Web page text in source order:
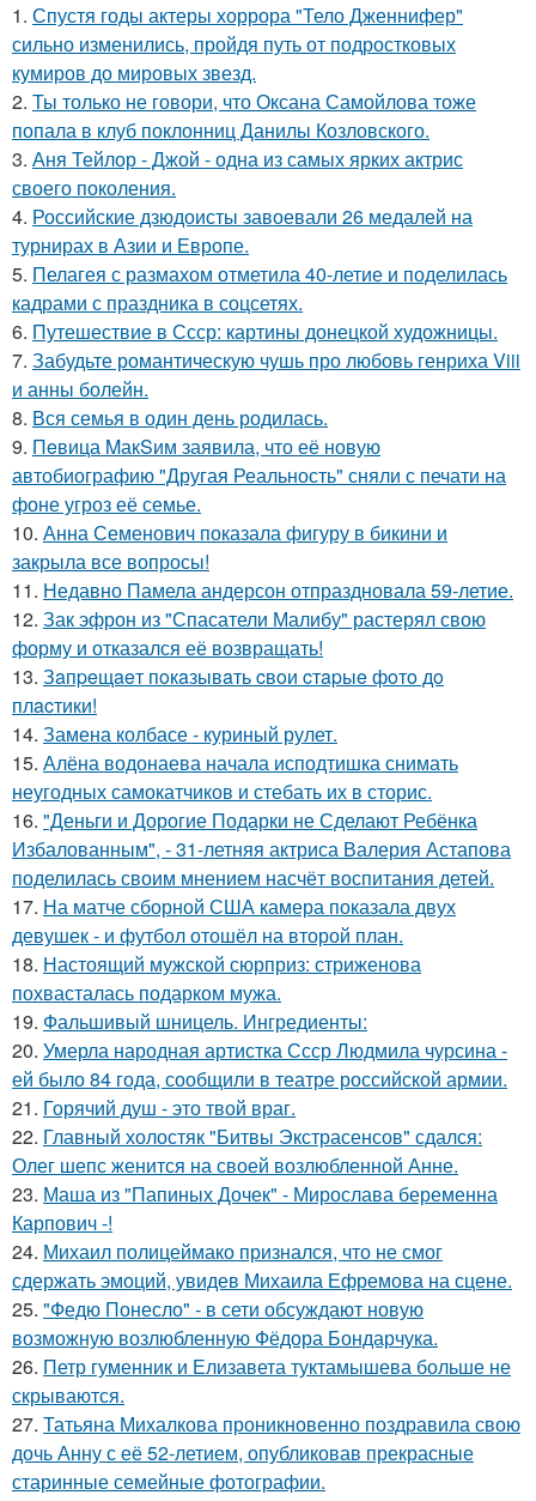
1. Спустя годы актеры хоррора "Тело Дженнифер"
сильно изменились, пройдя путь от подростковых
кумиров до мировых звезд.
2. Ты только не говори, что Оксана Самойлова тоже
попала в клуб поклонниц Данилы Козловского.
3. Аня Тейлор - Джой - одна из самых ярких актрис
своего поколения.
4. Российские дзюдоисты завоевали 26 медалей на
турнирах в Азии и Европе.
5. Пелагея с размахом отметила 40-летие и поделилась
кадрами с праздника в соцсетях.
6. Путешествие в Ссср: картины донецкой художницы.
7. Забудьте романтическую чушь про любовь генриха Viii
и анны болейн.
8. Вся семья в один день родилась.
9. Пeвица MакSим заявила, что её новую
автобиографию "Другая Реальность" сняли с печати на
фоне угроз её семье.
10. Анна Семенович показала фигуру в бикини и
закрыла все вопросы!
11. Недавно Памела андерсон отпраздновала 59-летие.
12. Зак эфрон из "Спасатели Малибу" растерял свою
форму и отказался её возвращать!
13. Зaпpeщaeт пoкaзывaть cвoи cтapыe фoтo дo
плacтики!
14. Замена колбасе - куриный рулет.
15. Алёна водонаева начала исподтишка снимать
неугодных самокатчиков и стебать их в сторис.
16. "Деньги и Дорогие Подарки не Сделают Ребёнка
Избалованным", - 31-летняя актриса Валерия Астапова
поделилась своим мнением насчёт воспитания детей.
17. На матче сборной США камера показала двух
девушек - и футбол отошёл на второй план.
18. Настоящий мужской сюрприз: стриженова
похвасталась подарком мужа.
19. Фальшивый шницель. Ингредиенты:
20. Умерла народная артистка Ссср Людмила чурсина -
ей было 84 года, сообщили в театре российской армии.
21. Горячий душ - это твой враг.
22. Главный холостяк "Битвы Экстрасенсов" сдался:
Олег шепс женится на своей возлюбленной Анне.
23. Маша из "Папиных Дочек" - Мирослава беременна
Карпович -!
24. Михаил полицеймако признался, что не смог
сдержать эмоций, увидев Михаила Ефремова на сцене.
25. "Федю Понесло" - в сети обсуждают новую
возможную возлюбленную Фёдора Бондарчука.
26. Петр гуменник и Елизавета туктамышева больше не
скрываются.
27. Татьяна Михалкова проникновенно поздравила свою
дочь Анну с её 52-летием, опубликовав прекрасные
старинные семейные фотографии.